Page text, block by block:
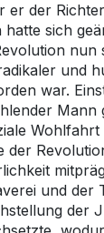
er der
hatte sich
nun
und
war.
Mann
der
und der
der